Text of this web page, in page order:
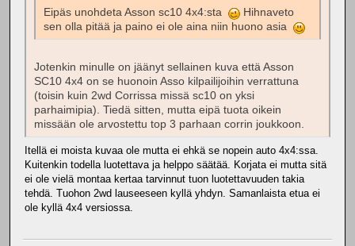
Eipäs unohdeta Asson sc10 4x4:sta
Hihnaveto
sen olla pitää ja paino ei ole aina niin huono asia
Jotenkin minulle on jäänyt sellainen kuva että Asson
SC10 4x4 on se huonoin Asso kilpailijoihin verrattuna
(toisin kuin 2wd Corrissa missä sc10 on yksi
parhaimipia). Tiedä sitten, mutta eipä tuota oikein
missään ole arvostettu top 3 parhaan corrin joukkoon.
Itellä ei moista kuvaa ole mutta ei ehkä se nopein auto 4x4:ssa.
Kuitenkin todella luotettava ja helppo säätää. Korjata ei mutta sitä
ei ole vielä montaa kertaa tarvinnut tuon luotettavuuden takia
tehdä. Tuohon 2wd lauseeseen kyllä yhdyn. Samanlaista etua ei
ole kyllä 4x4 versiossa.